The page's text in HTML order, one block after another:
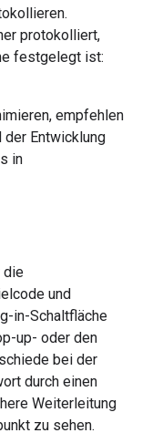
protokolliert,
festgelegt ist:
empfehlen
Entwicklung
in
die
und
in-Schaltfläche
up- oder den
bei der
durch einen
Weiterleitung
zu sehen.